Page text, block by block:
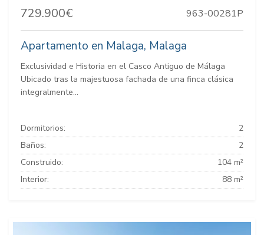
729.900€ 963-00281P
Apartamento en Malaga, Malaga
Exclusividad e Historia en el Casco Antiguo de Málaga
Ubicado tras la majestuosa fachada de una finca clásica
integralmente...
Dormitorios:
2
Baños:
2
Construido:
104 m²
Interior:
88 m²